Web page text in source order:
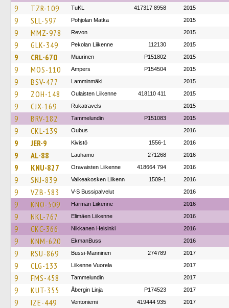
9
TZR-109 TuKL 417317 8958 2015
9 SLL-597 Pohjolan Matka 2015
9 MMZ-978 Revon 2015
9 GLK-349 Pekolan Liikenne 112130 2015
9 CRL-670 Muurinen P151802 2015
9 MOS-110 Ampers P154504 2015
9 BSV-477 Lamminmäki 2015
9 ZOH-148 Oulaisten Liikenne 418110 411 2015
9 CJX-169 Rukatravels 2015
9 BRV-182 Tammelundin P151083 2015
9 CKL-139 Oubus 2016
9 JER-9 Kivistö 1556-1 2016
9 AL-88 Lauhamo 271268 2016
9 KNU-827 Oravaisten Liikenne 418664 794 2016
9 SNJ-839 Valkeakosken Liikenn 1509-1 2016
9 VZB-583 V-S Bussipalvelut 2016
9 KNO-509 Härmän Liikenne 2016
9 NKL-767 Elimäen Liikenne 2016
9 CKC-366 Nikkanen Helsinki 2016
9 KNM-620 EkmanBuss 2016
9 RSU-869 Bussi-Manninen 274789 2017
9 CLG-133 Liikenne Vuorela 2017
9 FMS-458 Tammelundin 2017
9 KUT-355 Åbergin Linja P174523 2017
9 IZE-449 Ventoniemi 419444 935 2017